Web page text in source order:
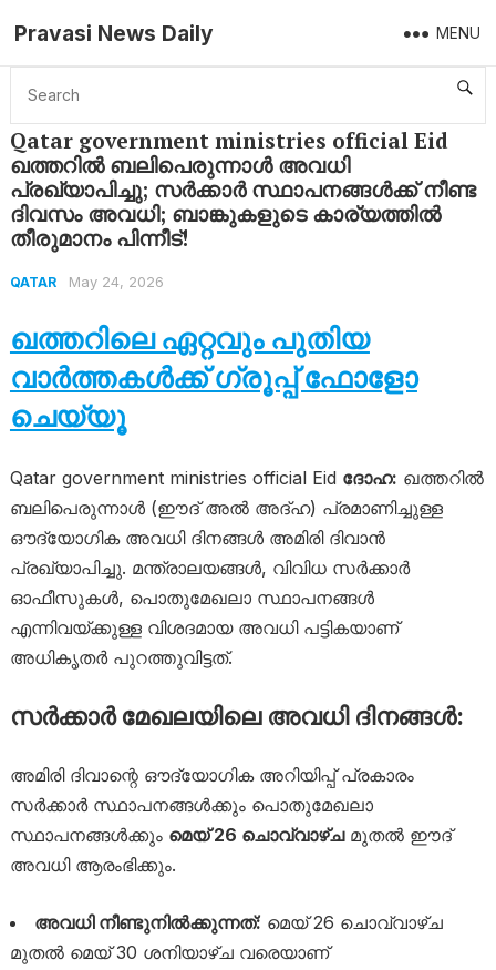
Pravasi News Daily MENU
Home Qatar Qatar government ministries official Eid ഖത്തറിൽ ബലിപെരുന്നാൾ അവധി പ്രഖ്യാപിച്ചു; സർക്കാർ സ്ഥാപനങ്ങൾക്ക് നീണ്ട ദിവസം അവധി; ബാങ്കുകളുടെ കാര്യത്തിൽ തീരുമാനം പിന്നീട്!
Qatar government ministries official Eid
ഖത്തറിൽ ബലിപെരുന്നാൾ അവധി
പ്രഖ്യാപിച്ചു; സർക്കാർ സ്ഥാപനങ്ങൾക്ക് നീണ്ട
ദിവസം അവധി; ബാങ്കുകളുടെ കാര്യത്തിൽ
തീരുമാനം പിന്നീട്!
QATAR May 24, 2026
ഖത്തറിലെ ഏറ്റവും പുതിയ
വാർത്തകൾക്ക് ഗ്രൂപ്പ് ഫോളോ
ചെയ്യൂ
Qatar government ministries official Eid ദോഹ: ഖത്തറിൽ
ബലിപെരുന്നാൾ (ഈദ് അൽ അദ്ഹ) പ്രമാണിച്ചുള്ള
ഔദ്യോഗിക അവധി ദിനങ്ങൾ അമിരി ദിവാൻ
പ്രഖ്യാപിച്ചു. മന്ത്രാലയങ്ങൾ, വിവിധ സർക്കാർ
ഓഫീസുകൾ, പൊതുമേഖലാ സ്ഥാപനങ്ങൾ
എന്നിവയ്ക്കുള്ള വിശദമായ അവധി പട്ടികയാണ്
അധികൃതർ പുറത്തുവിട്ടത്.
സർക്കാർ മേഖലയിലെ അവധി ദിനങ്ങൾ:
അമിരി ദിവാന്റെ ഔദ്യോഗിക അറിയിപ്പ് പ്രകാരം
സർക്കാർ സ്ഥാപനങ്ങൾക്കും പൊതുമേഖലാ
സ്ഥാപനങ്ങൾക്കും മെയ് 26 ചൊവ്വാഴ്ചമുതൽ ഈദ്
അവധി ആരംഭിക്കും.
അവധി നീണ്ടുനിൽക്കുന്നത്: മെയ് 26 ചൊവ്വാഴ്ച
മുതൽ മെയ് 30 ശനിയാഴ്ച വരെയാണ്